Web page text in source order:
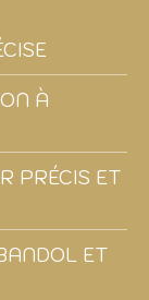
À
PRÉCIS ET
ET